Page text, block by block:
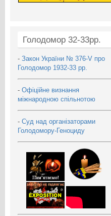
Голодомор 32-33рр.
- Закон України № 376-V про
Голодомор 1932-33 рр.
- Офіційне визнання
міжнародною спільнотою
- Суд над організаторами
Голодомору-Геноциду